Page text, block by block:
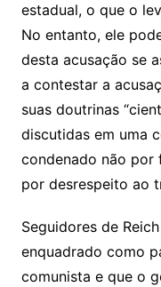
estadual, o que o
No entanto, ele
desta acusação se
a contestar a
suas doutrinas
discutidas em uma
condenado não por
por desrespeito ao
Seguidores de
enquadrado como
comunista e que o